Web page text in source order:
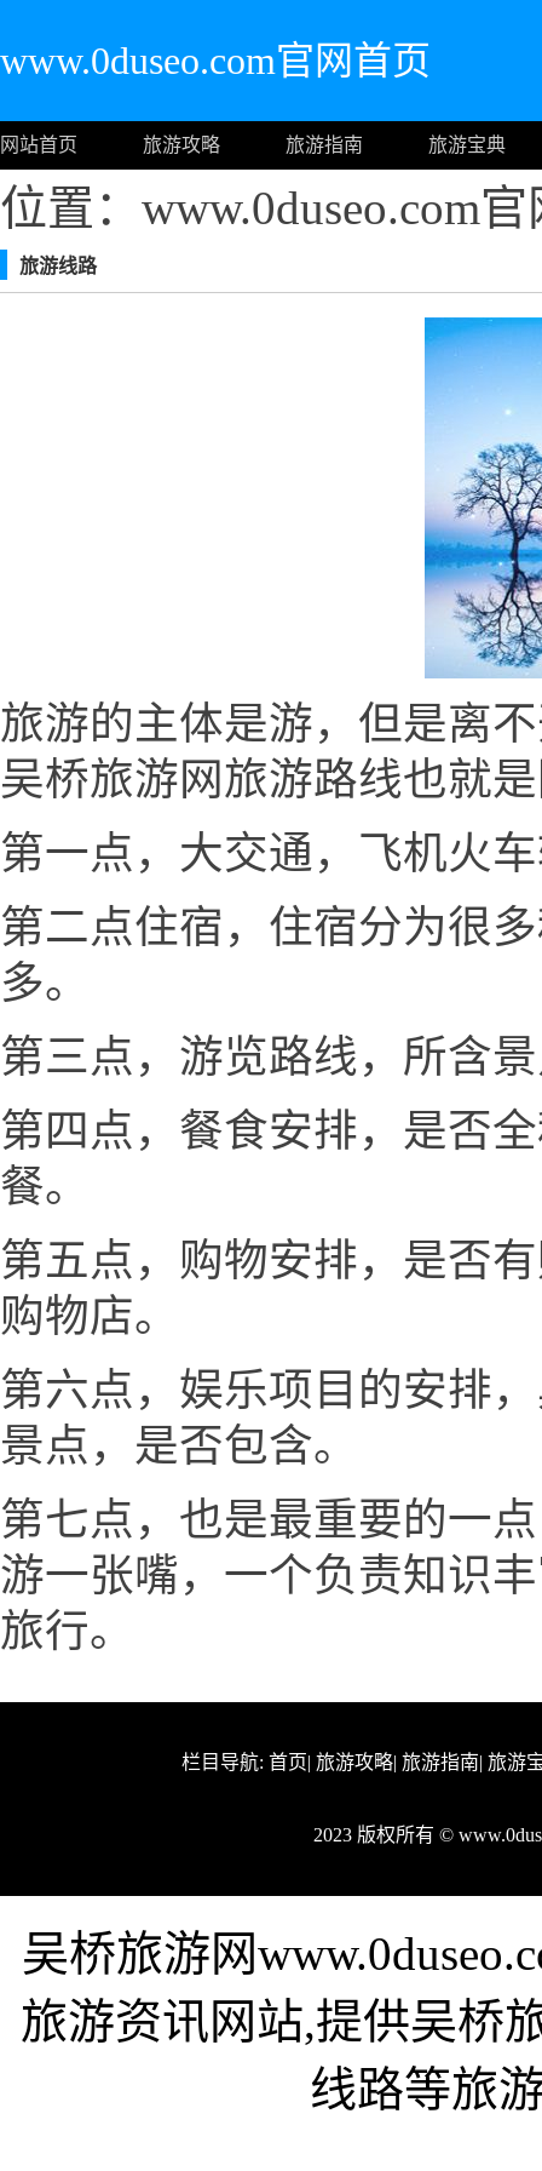
www.0duseo.com官网首页
网站首页 旅游攻略 旅游指南 旅游宝典
位置：www.0duseo.com
旅游线路
旅游的主体是游，但是离
吴桥旅游网旅游路线也就
第一点，大交通，飞机火
第二点住宿，住宿分为很
多。
第三点，游览路线，所含
第四点，餐食安排，是否
餐。
第五点，购物安排，是否
购物店。
第六点，娱乐项目的安排
景点，是否包含。
第七点，也是最重要的一
游一张嘴，一个负责知识
旅行。
栏目导航: 首页| 旅游攻略| 旅游指南| 旅游
2023 版权所有 ©
吴桥旅游网
旅游资讯网站,提供吴桥
线路等旅